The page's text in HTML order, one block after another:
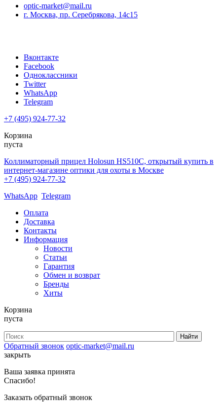
optic-market@mail.ru
г. Москва, пр. Серебрякова, 14с15
Вконтакте
Facebook
Одноклассники
Twitter
WhatsApp
Telegram
+7 (495) 924-77-32
Корзина
пуста
Коллиматорный прицел Holosun HS510C, открытый купить в
интернет-магазине оптики для охоты в Москве
+7 (495) 924-77-32
WhatsApp Telegram
Оплата
Доставка
Контакты
Информация
Новости
Статьи
Гарантия
Обмен и возврат
Бренды
Хиты
Корзина
пуста
Обратный звонок optic-market@mail.ru
закрыть
Ваша заявка принята
Спасибо!
Заказать обратный звонок